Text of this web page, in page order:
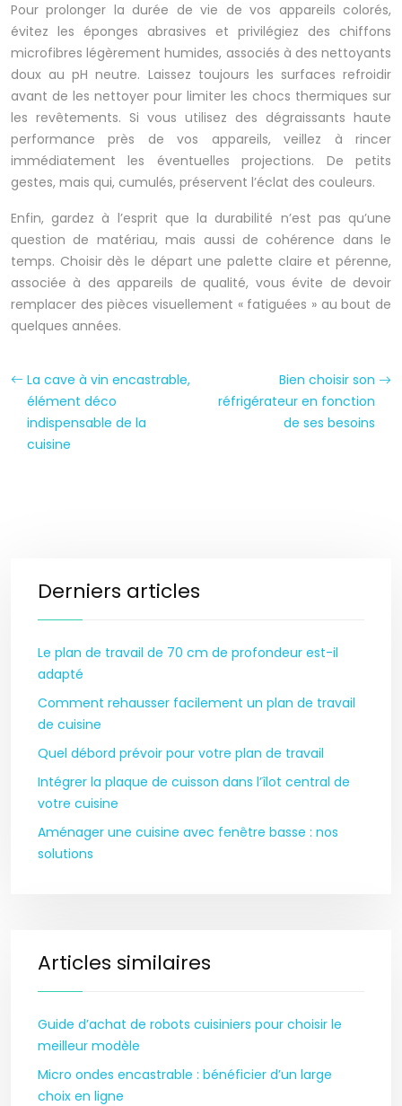
Pour prolonger la durée de vie de vos appareils colorés,
évitez les éponges abrasives et privilégiez des chiffons
microfibres légèrement humides, associés à des nettoyants
doux au pH neutre. Laissez toujours les surfaces refroidir
avant de les nettoyer pour limiter les chocs thermiques sur
les revêtements. Si vous utilisez des dégraissants haute
performance près de vos appareils, veillez à rincer
immédiatement les éventuelles projections. De petits
gestes, mais qui, cumulés, préservent l’éclat des couleurs.
Enfin, gardez à l’esprit que la durabilité n’est pas qu’une
question de matériau, mais aussi de cohérence dans le
temps. Choisir dès le départ une palette claire et pérenne,
associée à des appareils de qualité, vous évite de devoir
remplacer des pièces visuellement « fatiguées » au bout de
quelques années.
La cave à vin encastrable,
élément déco
indispensable de la
cuisine
Bien choisir son
réfrigérateur en fonction
de ses besoins
Derniers articles
Le plan de travail de 70 cm de profondeur est-il
adapté
Comment rehausser facilement un plan de travail
de cuisine
Quel débord prévoir pour votre plan de travail
Intégrer la plaque de cuisson dans l’îlot central de
votre cuisine
Aménager une cuisine avec fenêtre basse : nos
solutions
Articles similaires
Guide d’achat de robots cuisiniers pour choisir le
meilleur modèle
Micro ondes encastrable : bénéficier d’un large
choix en ligne